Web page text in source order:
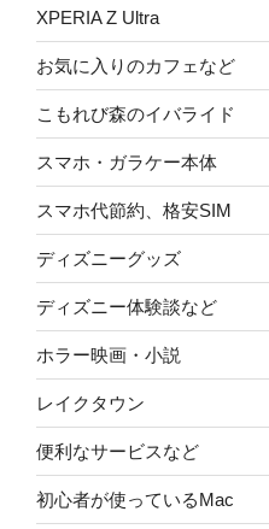
XPERIA Z Ultra
お気に入りのカフェなど
こもれび森のイバライド
スマホ・ガラケー本体
スマホ代節約、格安SIM
ディズニーグッズ
ディズニー体験談など
ホラー映画・小説
レイクタウン
便利なサービスなど
初心者が使っているMac